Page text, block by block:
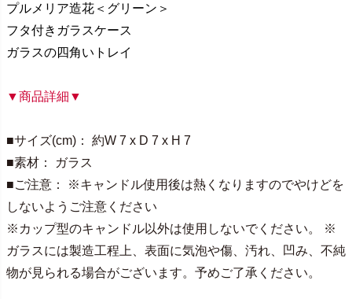
プルメリア造花＜グリーン＞
フタ付きガラスケース
ガラスの四角いトレイ
▼商品詳細▼
■サイズ(cm)： 約W 7 x D 7 x H 7
■素材： ガラス
■ご注意： ※キャンドル使用後は熱くなりますのでやけどを
しないようご注意ください
※カップ型のキャンドル以外は使用しないでください。 ※
ガラスには製造工程上、表面に気泡や傷、汚れ、凹み、不純
物が見られる場合がございます。予めご了承ください。